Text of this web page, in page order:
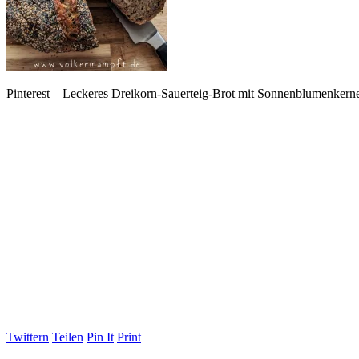
Pinterest – Leckeres Dreikorn-Sauerteig-Brot mit
Twittern Teilen Pin It Print